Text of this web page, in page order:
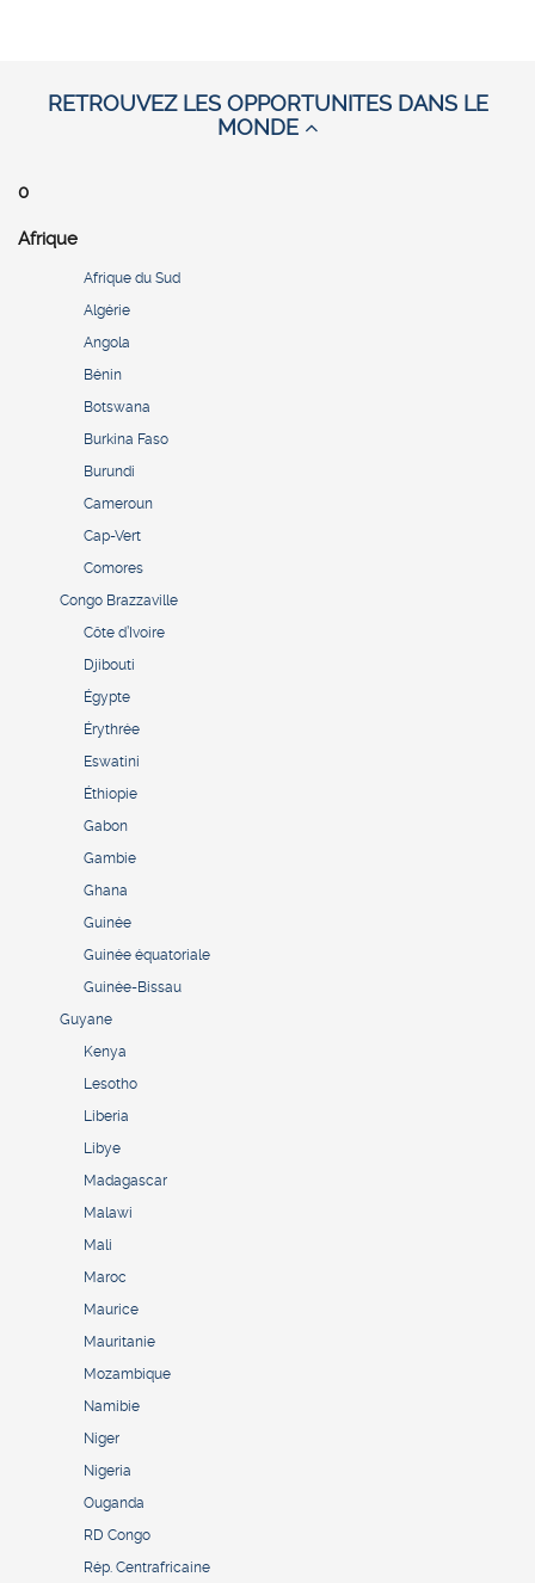
RETROUVEZ LES OPPORTUNITES DANS LE
MONDE
0
Afrique
Afrique du Sud
Algérie
Angola
Bénin
Botswana
Burkina Faso
Burundi
Cameroun
Cap-Vert
Comores
Congo Brazzaville
Côte d’Ivoire
Djibouti
Égypte
Érythrée
Eswatini
Éthiopie
Gabon
Gambie
Ghana
Guinée
Guinée équatoriale
Guinée-Bissau
Guyane
Kenya
Lesotho
Liberia
Libye
Madagascar
Malawi
Mali
Maroc
Maurice
Mauritanie
Mozambique
Namibie
Niger
Nigeria
Ouganda
RD Congo
Rép. Centrafricaine